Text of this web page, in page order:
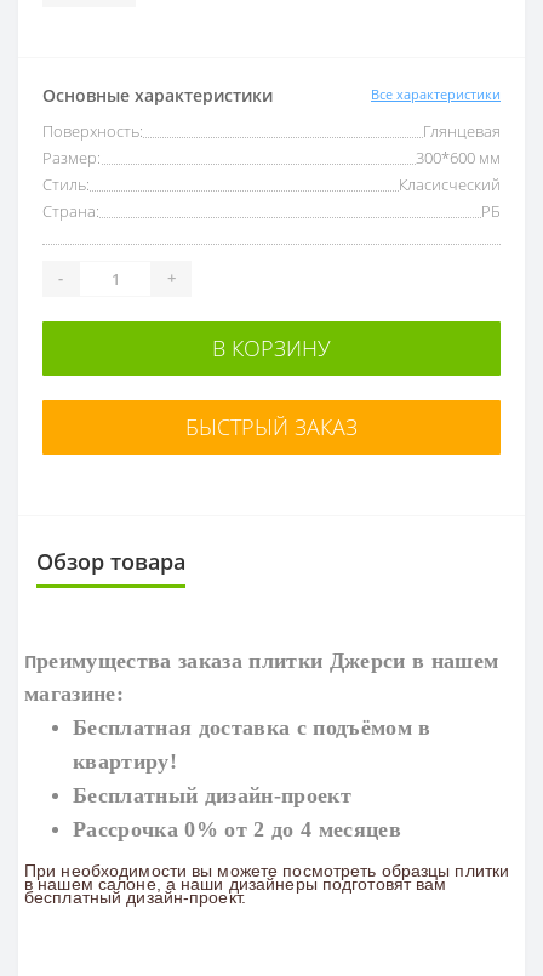
Основные характеристики Все характеристики
Поверхность:
Глянцевая
Размер:
300*600 мм
Стиль:
Класисческий
Страна:
РБ
- +
В КОРЗИНУ
БЫСТРЫЙ ЗАКАЗ
Обзор товара
Преимущества заказа плитки Джерси в нашем
магазине:
Бесплатная доставка с подъёмом в
квартиру!
Бесплатный дизайн-проект
Рассрочка 0% от 2 до 4 месяцев
При необходимости вы можете посмотреть образцы плитки
в нашем салоне, а наши дизайнеры подготовят вам
бесплатный дизайн-проект.